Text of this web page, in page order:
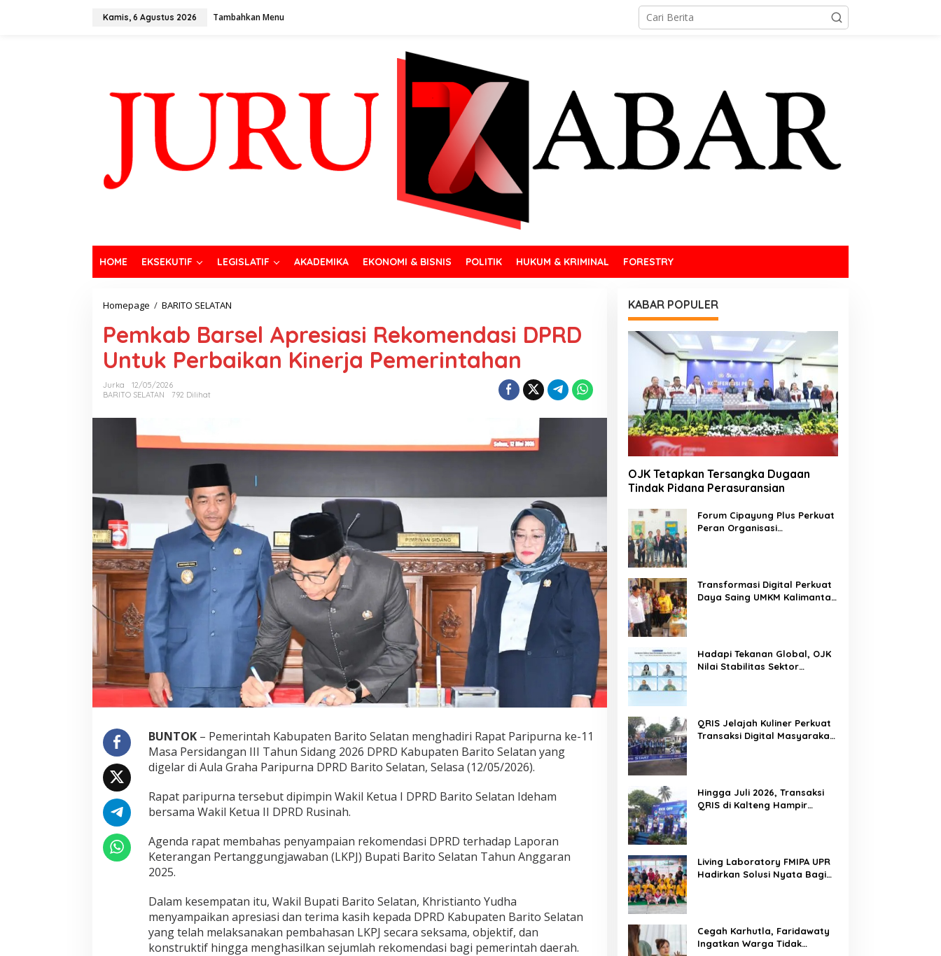
Kamis, 6 Agustus 2026 Tambahkan Menu
HOME EKSEKUTIF LEGISLATIF AKADEMIKA EKONOMI & BISNIS POLITIK HUKUM & KRIMINAL FORESTRY
Homepage / BARITO SELATAN
Pemkab Barsel Apresiasi Rekomendasi DPRD
Untuk Perbaikan Kinerja Pemerintahan
Jurka
12/05/2026
BARITO SELATAN
792 Dilihat
BUNTOK– Pemerintah Kabupaten Barito Selatan menghadiri Rapat Paripurna ke-11
Masa Persidangan III Tahun Sidang 2026 DPRD Kabupaten Barito Selatan yang
digelar di Aula Graha Paripurna DPRD Barito Selatan, Selasa (12/05/2026).
Rapat paripurna tersebut dipimpin Wakil Ketua I DPRD Barito Selatan Ideham
bersama Wakil Ketua II DPRD Rusinah.
Agenda rapat membahas penyampaian rekomendasi DPRD terhadap Laporan
Keterangan Pertanggungjawaban (LKPJ) Bupati Barito Selatan Tahun Anggaran
2025.
Dalam kesempatan itu, Wakil Bupati Barito Selatan, Khristianto Yudha
menyampaikan apresiasi dan terima kasih kepada DPRD Kabupaten Barito Selatan
yang telah melaksanakan pembahasan LKPJ secara seksama, objektif, dan
konstruktif hingga menghasilkan sejumlah rekomendasi bagi pemerintah daerah.
KABAR POPULER
OJK Tetapkan Tersangka Dugaan
Tindak Pidana Perasuransian
Forum Cipayung Plus Perkuat
Peran Organisasi
Transformasi Digital Perkuat
Daya Saing UMKM Kalimantan
Hadapi Tekanan Global, OJK
Nilai Stabilitas Sektor
QRIS Jelajah Kuliner Perkuat
Transaksi Digital Masyarakat
Hingga Juli 2026, Transaksi
QRIS di Kalteng Hampir
Living Laboratory FMIPA UPR
Hadirkan Solusi Nyata Bagi
Cegah Karhutla, Faridawaty
Ingatkan Warga Tidak